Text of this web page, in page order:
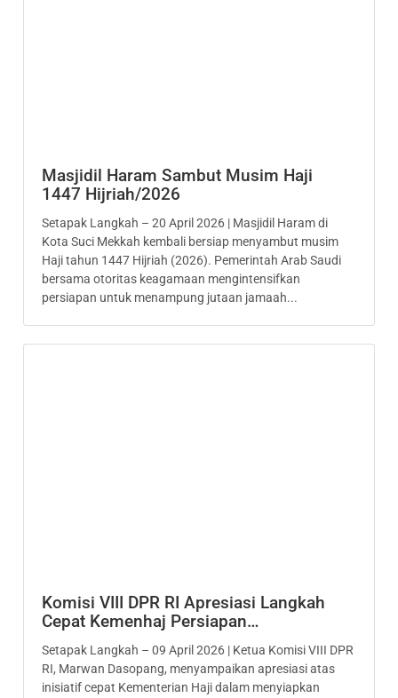
Masjidil Haram Sambut Musim Haji
1447 Hijriah/2026
Setapak Langkah – 20 April 2026 | Masjidil Haram di
Kota Suci Mekkah kembali bersiap menyambut musim
Haji tahun 1447 Hijriah (2026). Pemerintah Arab Saudi
bersama otoritas keagamaan mengintensifkan
persiapan untuk menampung jutaan jamaah...
Komisi VIII DPR RI Apresiasi Langkah
Cepat Kemenhaj Persiapan…
Setapak Langkah – 09 April 2026 | Ketua Komisi VIII DPR
RI, Marwan Dasopang, menyampaikan apresiasi atas
inisiatif cepat Kementerian Haji dalam menyiapkan